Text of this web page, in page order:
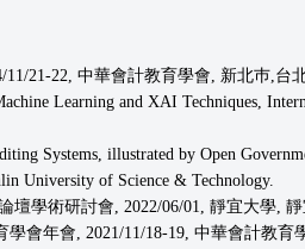
21-22, 中華會計教育學會, 新北巿,台
Learning and XAI Techniques,
Systems, illustrated by Open
University of Science & Technology.
學術研討會, 2022/06/01, 靜宜大學,
會年會, 2021/11/18-19, 中華會計教